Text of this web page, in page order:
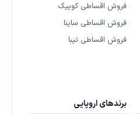
فروش اقساطی کوییک
فروش اقساطی ساینا
فروش اقساطی تیبا
برندهای اروپایی